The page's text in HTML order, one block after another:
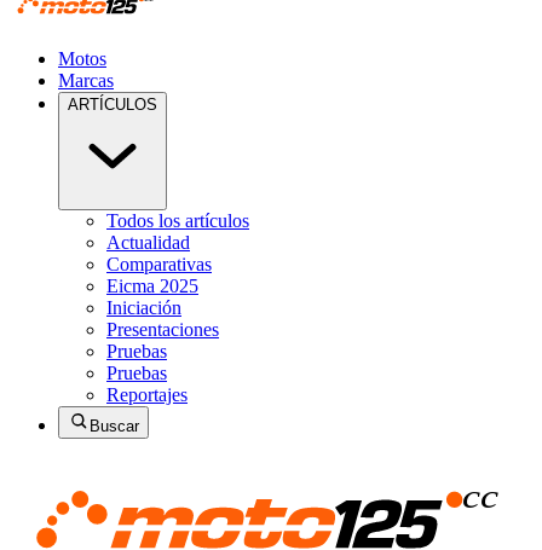
Motos
Marcas
ARTÍCULOS
Todos los artículos
Actualidad
Comparativas
Eicma 2025
Iniciación
Presentaciones
Pruebas
Pruebas
Reportajes
Buscar